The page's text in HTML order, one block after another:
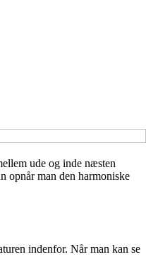
ude og inde næsten
opnår man den harmoniske
indenfor. Når man kan se